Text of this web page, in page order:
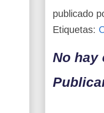
publicado
Etiquetas:
No hay